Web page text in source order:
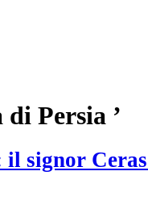
di Persia ’
signor